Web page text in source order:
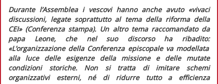
Durante l’Assemblea i vescovi hanno anche avuto «vivaci
discussioni, legate soprattutto al tema della riforma della
CEI» (Conferenza stampa). Un altro tema raccomandato da
papa Leone, che nel suo discorso ha ribadito:
«L’organizzazione della Conferenza episcopale va modellata
alla luce delle esigenze della missione e delle mutate
condizioni storiche. Non si tratta di imitare schemi
organizzativi esterni, né di ridurre tutto a efficienza